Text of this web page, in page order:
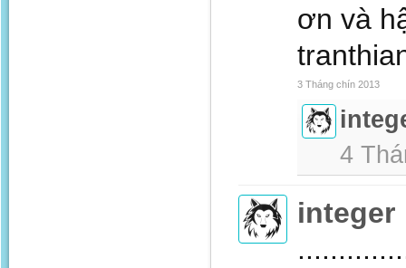
ơn và
3 Tháng chín 2013
4
integer